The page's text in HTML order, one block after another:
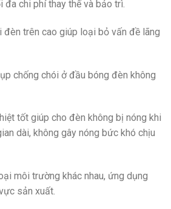
chi phí thay thế và bảo trì.
trên cao giúp loại bỏ vấn đề lãng
chống chói ở đầu bóng đèn không
tốt giúp cho đèn không bị nóng khi
dài, không gây nóng bức khó chịu
môi trường khác nhau, ứng dụng
sản xuất.